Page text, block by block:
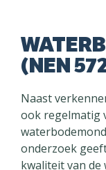
(NEN
Naast
ook regelmatig
onderzoek
kwaliteit van de